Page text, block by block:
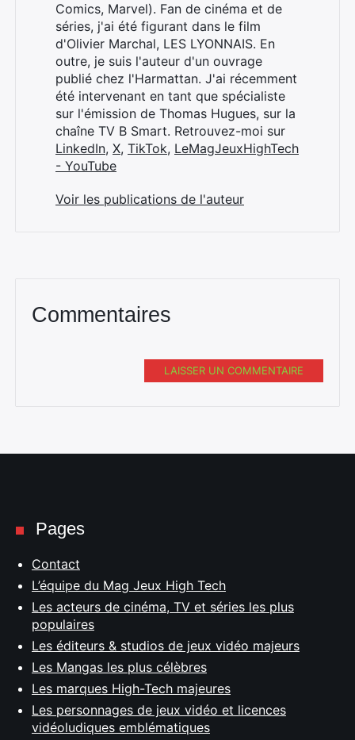
Comics, Marvel). Fan de cinéma et de
séries, j'ai été figurant dans le film
d'Olivier Marchal, LES LYONNAIS. En
outre, je suis l'auteur d'un ouvrage
publié chez l'Harmattan. J'ai récemment
été intervenant en tant que spécialiste
sur l'émission de Thomas Hugues, sur la
chaîne TV B Smart. Retrouvez-moi sur
LinkedIn, X, TikTok, LeMagJeuxHighTech
- YouTube
Voir les publications de l'auteur
Commentaires
LAISSER UN COMMENTAIRE
Pages
Contact
L’équipe du Mag Jeux High Tech
Les acteurs de cinéma, TV et séries les plus
populaires
Les éditeurs & studios de jeux vidéo majeurs
Les Mangas les plus célèbres
Les marques High-Tech majeures
Les personnages de jeux vidéo et licences
vidéoludiques emblématiques
Rechercher
: